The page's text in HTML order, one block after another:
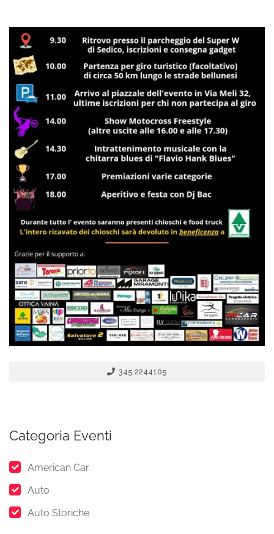
345.2244105
Categoria Eventi
American Car
Auto
Auto Storiche